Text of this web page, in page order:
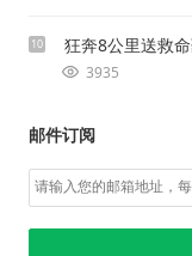
10 狂奔8公里送救
3935
邮件订阅